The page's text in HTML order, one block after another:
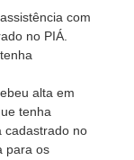
com
no PIÁ.
alta em
tenha
cadastrado no
para os